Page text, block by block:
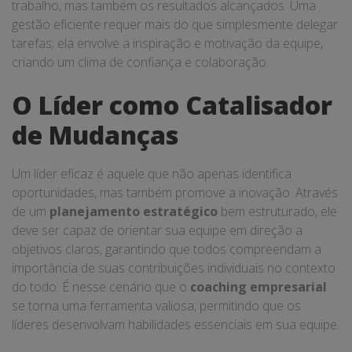
trabalho, mas também os resultados alcançados. Uma
gestão eficiente requer mais do que simplesmente delegar
tarefas; ela envolve a inspiração e motivação da equipe,
criando um clima de confiança e colaboração.
O Líder como Catalisador
de Mudanças
Um líder eficaz é aquele que não apenas identifica
oportunidades, mas também promove a inovação. Através
de um planejamento estratégico bem estruturado, ele
deve ser capaz de orientar sua equipe em direção a
objetivos claros, garantindo que todos compreendam a
importância de suas contribuições individuais no contexto
do todo. É nesse cenário que o coaching empresarial
se torna uma ferramenta valiosa, permitindo que os
líderes desenvolvam habilidades essenciais em sua equipe.